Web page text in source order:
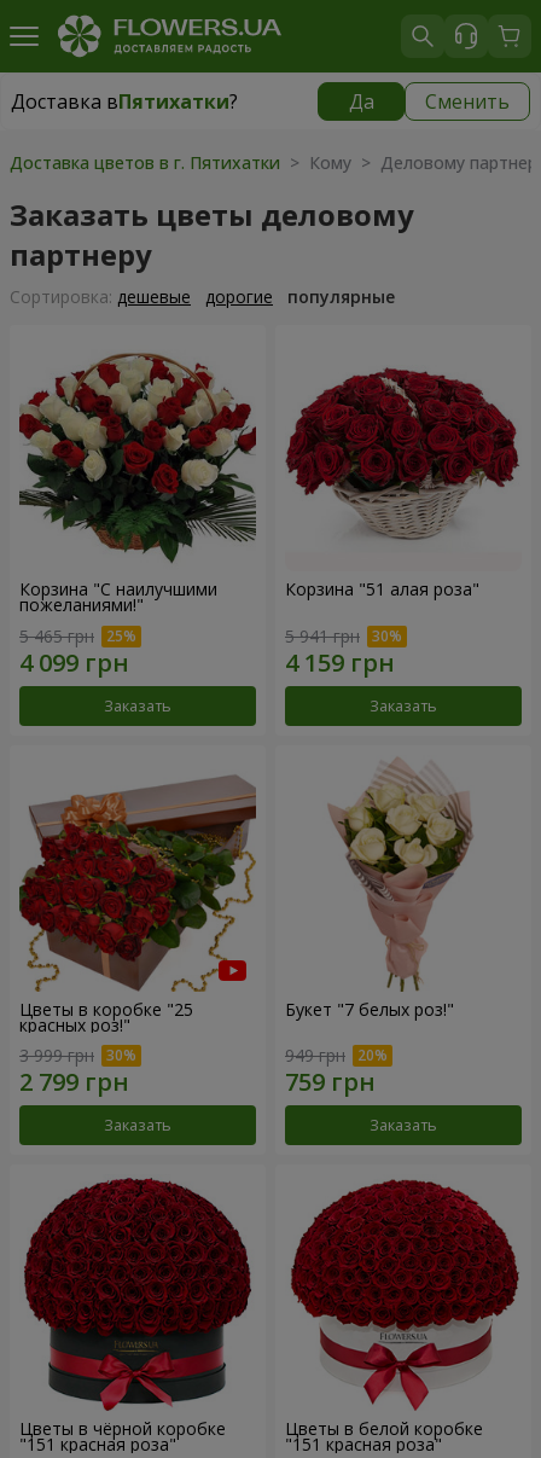
Доставка вПятихатки? Да Сменить
Доставка вПятихатки|
Доставка цветов в г. Пятихатки > Кому > Деловому
Заказать цветы деловому
партнеру
Cортировка: дешевые дорогие популярные
Корзина "С наилучшими
пожеланиями!"
5 465 грн
Заказать
Корзина "51 алая роза"
5 941 грн
Заказать
Цветы в коробке "25
красных роз!"
3 999 грн
Заказать
Букет "7 белых роз!"
949 грн
Заказать
Цветы в чёрной коробке
"151 красная роза"
Цветы в белой коробке
"151 красная роза"